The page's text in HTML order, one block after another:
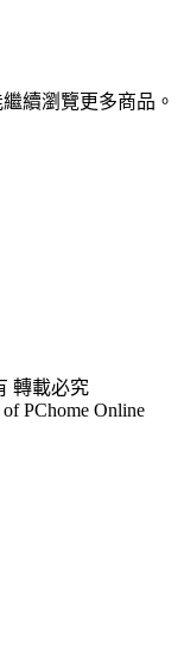
續瀏覽更多商品。
轉載必究
of PChome Online